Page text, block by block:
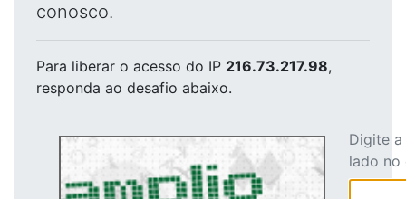
conosco.
Para liberar o acesso do IP 216.73.217.98,
responda ao desafio abaixo.
Digite
lado no